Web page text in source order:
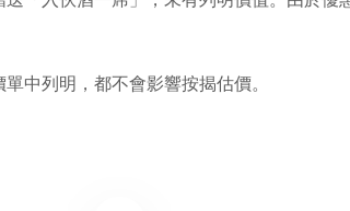
中列明，都不會影響按揭估價。